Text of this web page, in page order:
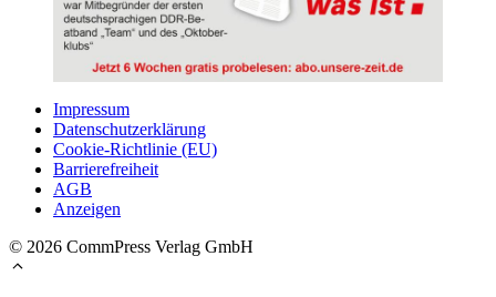
Impressum
Datenschutzerklärung
Cookie-Richtlinie (EU)
Barrierefreiheit
AGB
Anzeigen
© 2026 CommPress Verlag GmbH